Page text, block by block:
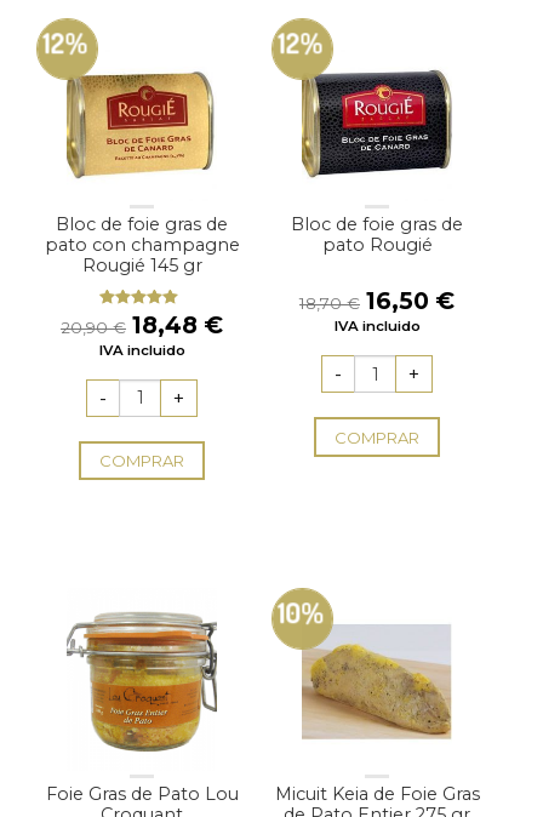
12%
Bloc de foie gras de
pato con champagne
Rougié 145 gr
Valorado
con
5.00de
5
20,90€ El
precio
era:
20,90 €.
18,48 €El
18,48 €.
IVA incluido
COMPRAR
12%
Bloc de foie gras de
pato Rougié
18,70€ El
precio
era:
18,70 €.
16,50 €El
IVA incluido
COMPRAR
Foie Gras de Pato Lou
10%
Micuit Keia de Foie Gras